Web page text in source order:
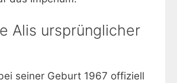
Alis ursprünglicher
seiner Geburt 1967 offiziell